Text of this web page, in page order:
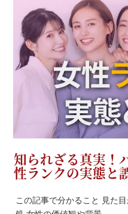
知られざる真実！
性ランクの実態と
この記事で分かること 見た